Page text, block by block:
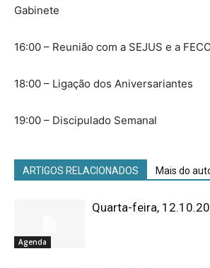
Gabinete
16:00 – Reunião com a SEJUS e a
18:00 – Ligação dos Aniversariantes
19:00 – Discipulado Semanal
ARTIGOS RELACIONADOS Mais do
Agenda
Quarta-feira,